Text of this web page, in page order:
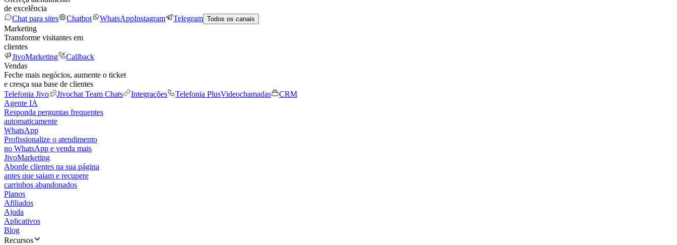
de excelência
Chat para sites
Chatbot WhatsAppInstagram Telegram Todos os canais
Marketing
Transforme visitantes em
clientes
JivoMarketing
Callback
Vendas
Feche mais negócios, aumente o ticket
e cresça sua base de clientes
Telefonia Jivo
Jivochat Team Chats Integrações Telefonia PlusVideochamadas
CRM
Agente IA
Responda perguntas frequentes
automaticamente
WhatsApp
Profissionalize o atendimento
no WhatsApp e venda mais
JivoMarketing
Aborde clientes na sua página
antes que saiam e recupere
carrinhos abandonados
Planos
Afiliados
Ajuda
Aplicativos
Blog
Recursos